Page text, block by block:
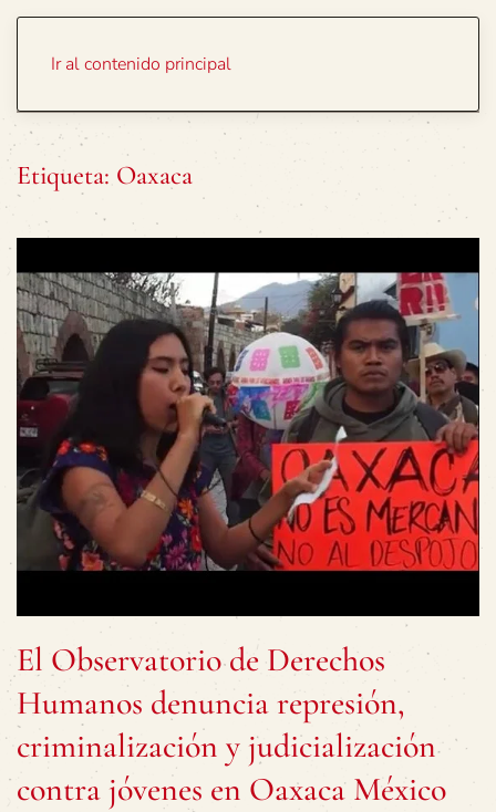
Ir al contenido principal
Etiqueta: Oaxaca
El Observatorio de Derechos
Humanos denuncia represión,
criminalización y judicialización
contra jóvenes en Oaxaca México